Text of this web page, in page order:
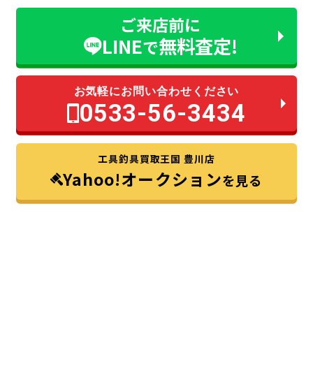
ご来店前に
LINEで無料査定!
お気軽にお問い合わせください
0533-56-3434
工具釣具買取王国 豊川店
Yahoo!オークションを見る